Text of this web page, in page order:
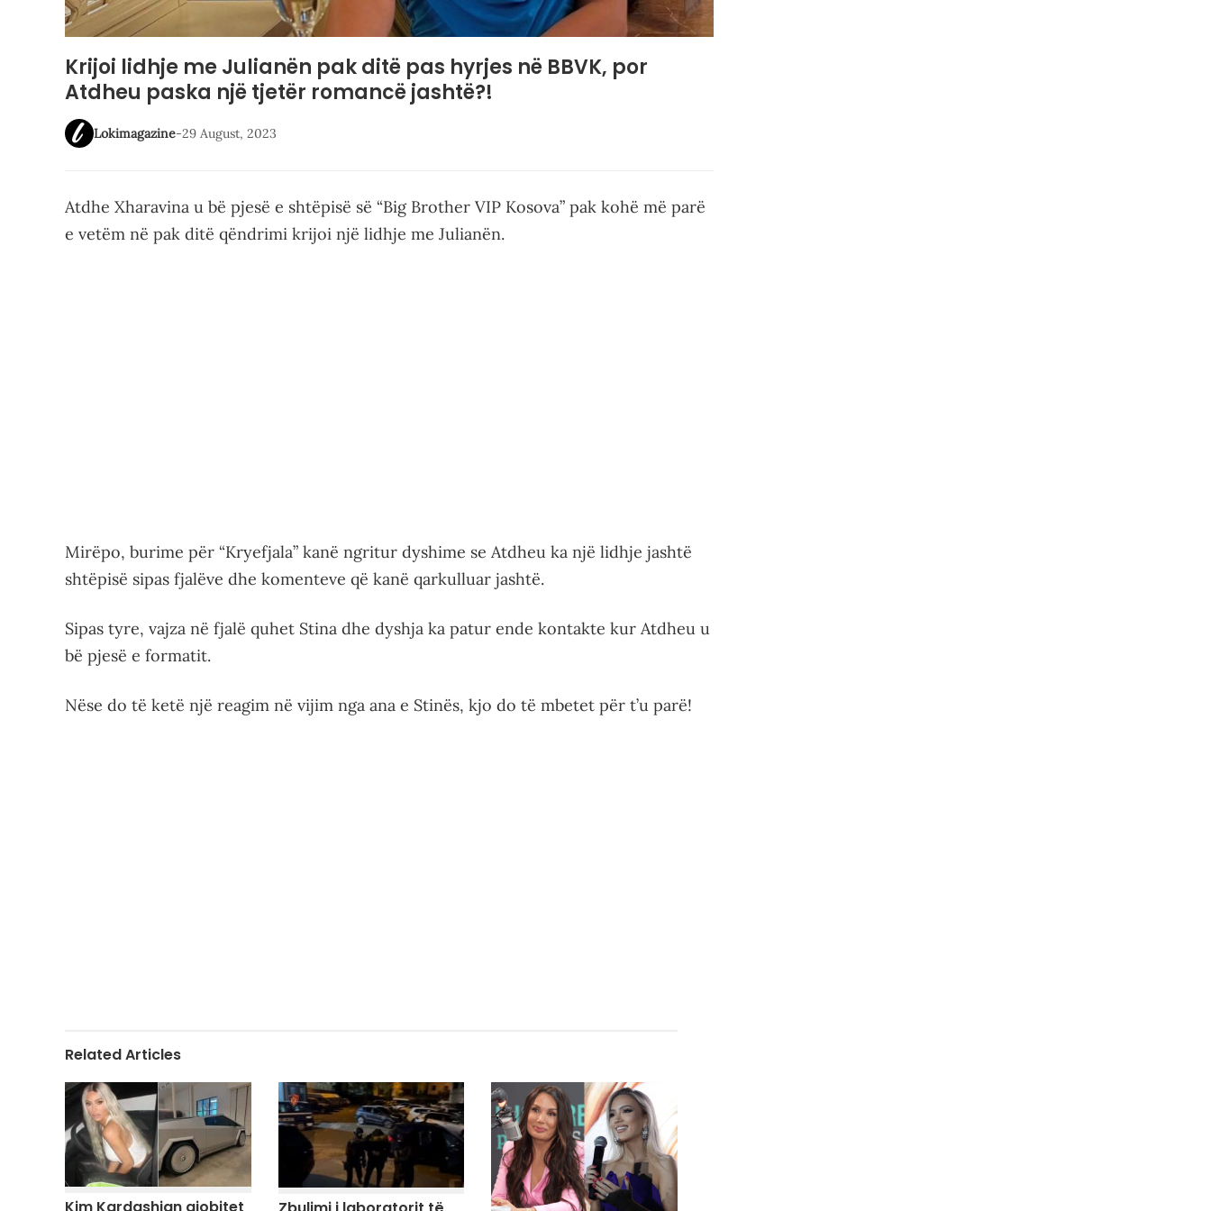
Krijoi lidhje me Julianën pak ditë pas hyrjes në BBVK, por
Atdheu paska një tjetër romancë jashtë?!
Lokimagazine-29 August, 2023
Atdhe Xharavina u bë pjesë e shtëpisë së “Big Brother VIP Kosova” pak kohë më parë
e vetëm në pak ditë qëndrimi krijoi një lidhje me Julianën.
Mirëpo, burime për “Kryefjala” kanë ngritur dyshime se Atdheu ka një lidhje jashtë
shtëpisë sipas fjalëve dhe komenteve që kanë qarkulluar jashtë.
Sipas tyre, vajza në fjalë quhet Stina dhe dyshja ka patur ende kontakte kur Atdheu u
bë pjesë e formatit.
Nëse do të ketë një reagim në vijim nga ana e Stinës, kjo do të mbetet për t’u parë!
Related Articles